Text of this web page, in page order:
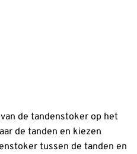
de tandenstoker op het
de tanden en kiezen
tussen de tanden en